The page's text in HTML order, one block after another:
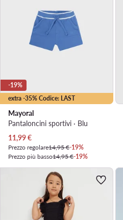
extra -35% Codice: LAST
-19%
Mayoral
Pantaloncini sportivi · Blu
Prezzo attuale
11,99€
Prezzo regolare14,95 €-19%
Prezzo più basso14,95 €-19%